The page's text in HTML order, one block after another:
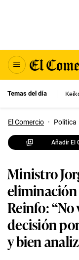
Temas del día
El Comercio · Politica
Añadir El
Ministro
Reinfo: “No
decisión
y bien